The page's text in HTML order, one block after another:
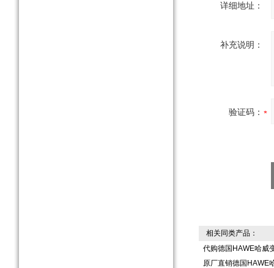
详细地址：
补充说明：
验证码：
相关同类产品：
代购德国HAWE哈威
原厂直销德国HAWE